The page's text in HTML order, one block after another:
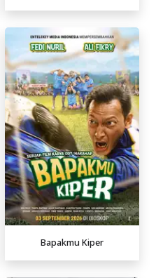
Bapakmu Kiper